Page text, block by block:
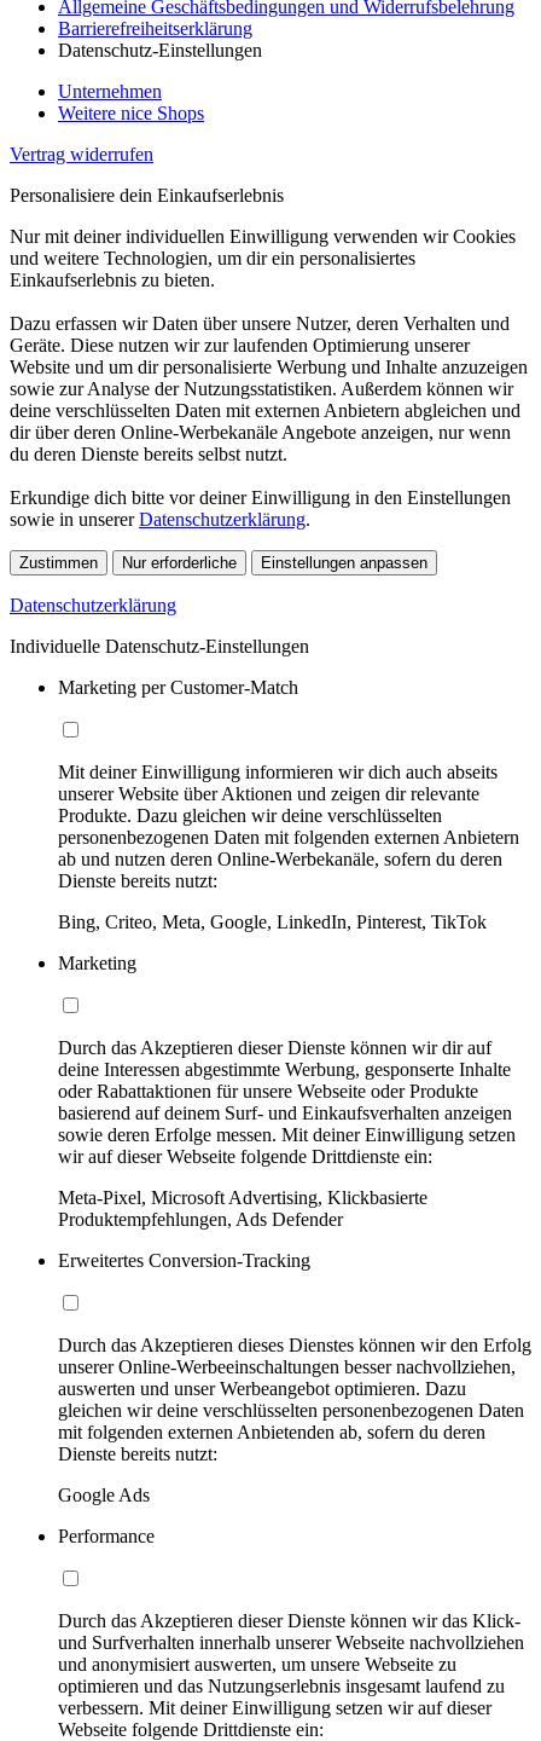
Allgemeine Geschäftsbedingungen und Widerrufsbelehrung
Barrierefreiheitserklärung
Datenschutz-Einstellungen
Unternehmen
Weitere nice Shops
Vertrag widerrufen
Personalisiere dein Einkaufserlebnis
Nur mit deiner individuellen Einwilligung verwenden wir Cookies
und weitere Technologien, um dir ein personalisiertes
Einkaufserlebnis zu bieten.
Dazu erfassen wir Daten über unsere Nutzer, deren Verhalten und
Geräte. Diese nutzen wir zur laufenden Optimierung unserer
Website und um dir personalisierte Werbung und Inhalte anzuzeigen
sowie zur Analyse der Nutzungsstatistiken. Außerdem können wir
deine verschlüsselten Daten mit externen Anbietern abgleichen und
dir über deren Online-Werbekanäle Angebote anzeigen, nur wenn
du deren Dienste bereits selbst nutzt.
Erkundige dich bitte vor deiner Einwilligung in den Einstellungen
sowie in unsererDatenschutzerklärung.
Zustimmen Nur erforderliche Einstellungen anpassen
Datenschutzerklärung
Individuelle Datenschutz-Einstellungen
Marketing per Customer-Match
Mit deiner Einwilligung informieren wir dich auch abseits
unserer Website über Aktionen und zeigen dir relevante
Produkte. Dazu gleichen wir deine verschlüsselten
personenbezogenen Daten mit folgenden externen Anbietern
ab und nutzen deren Online-Werbekanäle, sofern du deren
Dienste bereits nutzt:
Bing, Criteo, Meta, Google, LinkedIn, Pinterest, TikTok
Marketing
Durch das Akzeptieren dieser Dienste können wir dir auf
deine Interessen abgestimmte Werbung, gesponserte Inhalte
oder Rabattaktionen für unsere Webseite oder Produkte
basierend auf deinem Surf- und Einkaufsverhalten anzeigen
sowie deren Erfolge messen. Mit deiner Einwilligung setzen
wir auf dieser Webseite folgende Drittdienste ein:
Meta-Pixel, Microsoft Advertising, Klickbasierte
Produktempfehlungen, Ads Defender
Erweitertes Conversion-Tracking
Durch das Akzeptieren dieses Dienstes können wir den Erfolg
unserer Online-Werbeeinschaltungen besser nachvollziehen,
auswerten und unser Werbeangebot optimieren. Dazu
gleichen wir deine verschlüsselten personenbezogenen Daten
mit folgenden externen Anbietenden ab, sofern du deren
Dienste bereits nutzt:
Google Ads
Performance
Durch das Akzeptieren dieser Dienste können wir das Klick-
und Surfverhalten innerhalb unserer Webseite nachvollziehen
und anonymisiert auswerten, um unsere Webseite zu
optimieren und das Nutzungserlebnis insgesamt laufend zu
verbessern. Mit deiner Einwilligung setzen wir auf dieser
Webseite folgende Drittdienste ein: